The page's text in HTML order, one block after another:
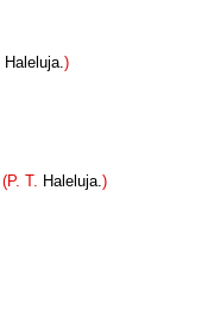
Haleluja.)
(P. T. Haleluja.)